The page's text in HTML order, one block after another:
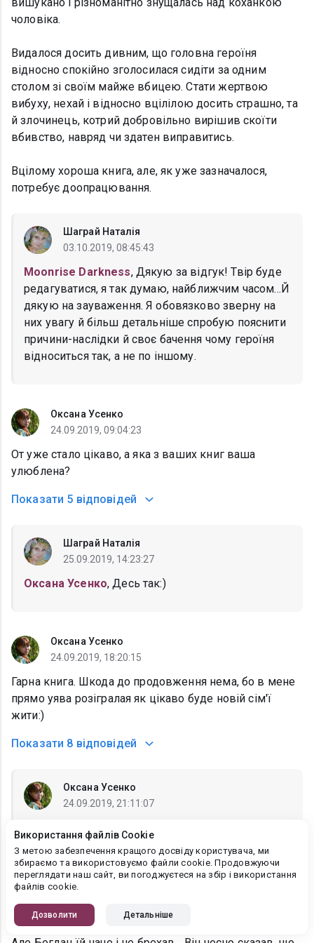
чоловіка.
Видалося досить дивним, що головна героїня
відносно спокійно зголосилася сидіти за одним
столом зі своїм майже вбицею. Стати жертвою
вибуху, нехай і відносно вцілілою досить страшно, та
й злочинець, котрий добровільно вирішив скоїти
вбивство, навряд чи здатен виправитись.
Вцілому хороша книга, але, як уже зазначалося,
потребує доопрацювання.
Шаграй Наталія
03.10.2019, 08:45:43
Moonrise Darkness, Дякую за відгук! Твір буде
редагуватися, я так думаю, найближчим часом...Й
дякую на зауваження. Я обовязково зверну на
них увагу й більш детальніше спробую пояснити
причини-наслідки й своє бачення чому героїня
відноситься так, а не по іншому.
Оксана Усенко
24.09.2019, 09:04:23
От уже стало цікаво, а яка з ваших книг ваша
улюблена?
Показати 5 відповідей
Шаграй Наталія
25.09.2019, 14:23:27
Оксана Усенко, Десь так:)
Оксана Усенко
24.09.2019, 18:20:15
Гарна книга. Шкода до продовження нема, бо в мене
прямо уява розігралая як цікаво буде новій сім'ї
жити:)
Показати 8 відповідей
Оксана Усенко
24.09.2019, 21:11:07
А що ще їм полишається якщо дружина то мікс з
янгола, ніжної кішки та тисячі чортів?:)))
Оксана Усенко
24.09.2019, 09:28:44
Використання файлів Cookie
З метою забезпечення кращого досвіду користувача, ми
збираємо та використовуємо файли cookie. Продовжуючи
переглядати наш сайт, ви погоджуєтеся на збір і використання
файлів cookie.
Дозволити Детальніше